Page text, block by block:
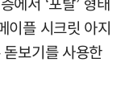
이플 시크릿 아지
보기를 사용한